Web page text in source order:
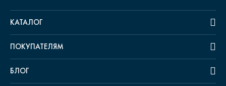
КАТАЛОГ
ПОКУПАТЕЛЯМ
БЛОГ